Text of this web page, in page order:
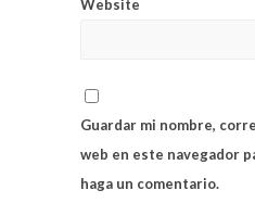
Website
Guardar mi nombre,
web en este navegador
haga un comentario.